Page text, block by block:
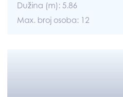
Dužina (m): 5.86
Max. broj osoba: 12